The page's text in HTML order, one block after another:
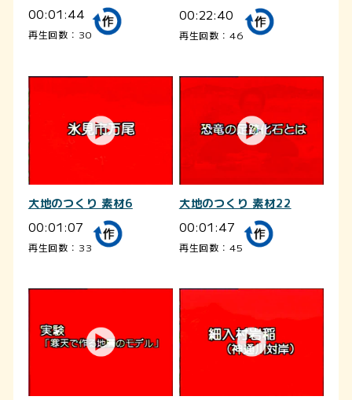
00:01:44
再生回数：30
00:22:40
再生回数：46
大地のつくり 素材6
00:01:07
再生回数：33
大地のつくり 素材22
00:01:47
再生回数：45